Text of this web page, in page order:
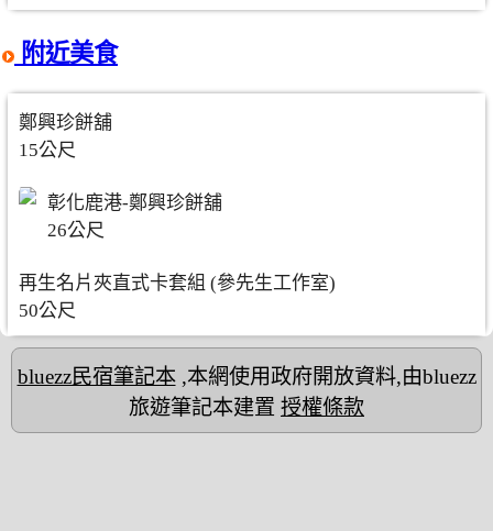
附近美食
鄭興珍餅舖
15公尺
彰化鹿港-鄭興珍餅舖
26公尺
再生名片夾直式卡套組 (參先生工作室)
50公尺
bluezz民宿筆記本,本網使用政府開放資料,由bluezz
旅遊筆記本建置 授權條款